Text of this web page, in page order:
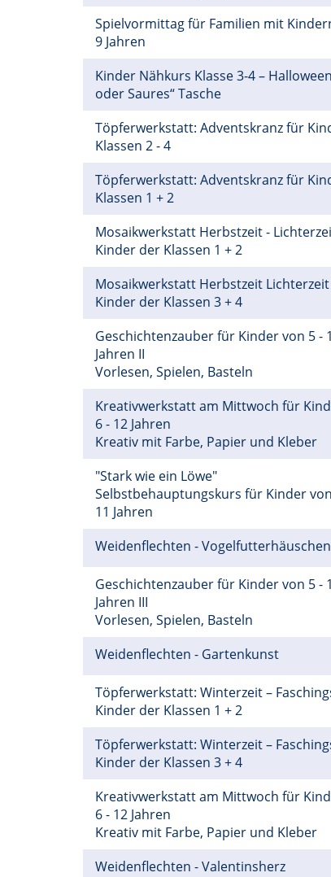
Spielvormittag für Familien mit
9 Jahren
Kinder Nähkurs Klasse 3-4 –
oder Saures“ Tasche
Töpferwerkstatt: Adventskranz für
Klassen 2 - 4
Töpferwerkstatt: Adventskranz für
Klassen 1 + 2
Mosaikwerkstatt Herbstzeit -
Kinder der Klassen 1 + 2
Mosaikwerkstatt Herbstzeit
Kinder der Klassen 3 + 4
Geschichtenzauber für Kinder von 5 -
Jahren II
Vorlesen, Spielen, Basteln
Kreativwerkstatt am Mittwoch für
6 - 12 Jahren
Kreativ mit Farbe, Papier und Kleber
"Stark wie ein Löwe"
Selbstbehauptungskurs für Kinder
11 Jahren
Weidenflechten - Vogelfutterhäuschen
Geschichtenzauber für Kinder von 5 -
Jahren III
Vorlesen, Spielen, Basteln
Weidenflechten - Gartenkunst
Töpferwerkstatt: Winterzeit –
Kinder der Klassen 1 + 2
Töpferwerkstatt: Winterzeit –
Kinder der Klassen 3 + 4
Kreativwerkstatt am Mittwoch für
6 - 12 Jahren
Kreativ mit Farbe, Papier und Kleber
Weidenflechten - Valentinsherz